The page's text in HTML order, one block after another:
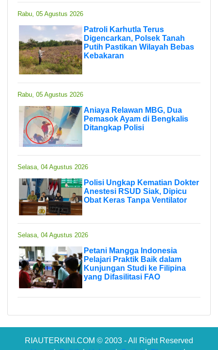
Rabu, 05 Agustus 2026
Patroli Karhutla Terus
Digencarkan, Polsek Tanah
Putih Pastikan Wilayah Bebas
Kebakaran
Rabu, 05 Agustus 2026
Aniaya Relawan MBG, Dua
Pemasok Ayam di Bengkalis
Ditangkap Polisi
Selasa, 04 Agustus 2026
Polisi Ungkap Kematian Dokter
Anestesi RSUD Siak, Dipicu
Obat Keras Tanpa Ventilator
Selasa, 04 Agustus 2026
Petani Mangga Indonesia
Pelajari Praktik Baik dalam
Kunjungan Studi ke Filipina
yang Difasilitasi FAO
RIAUTERKINI.COM © 2003 - All Right Reserved